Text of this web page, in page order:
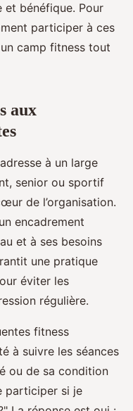
et bénéfique. Pour
participer à ces
camp fitness tout
aux
à un large
senior ou sportif
de l’organisation.
encadrement
et à ses besoins
une pratique
éviter les
régulière.
fitness
à suivre les séances
ou de sa condition
participer si je